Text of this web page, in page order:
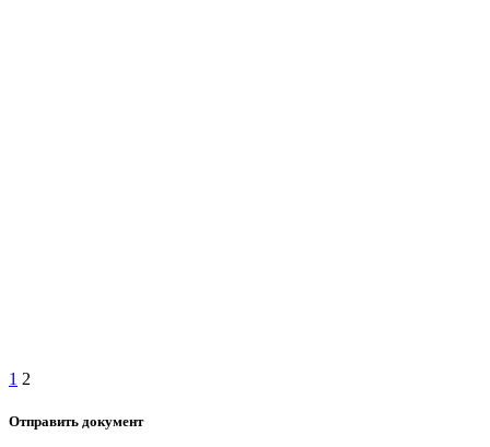
1 2
Отправить документ